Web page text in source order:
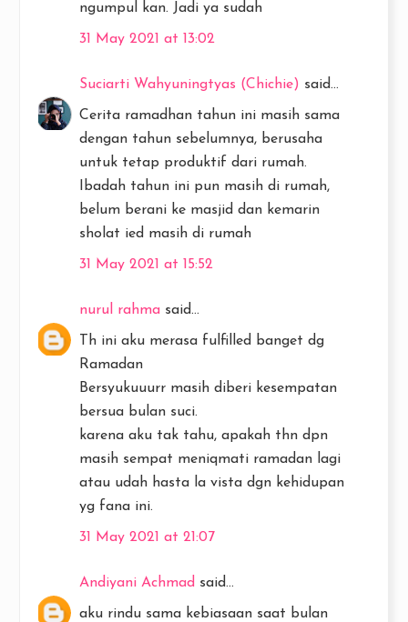
ngumpul kan. Jadi ya sudah
31 May 2021 at 13:02
Suciarti Wahyuningtyas (Chichie) said...
Cerita ramadhan tahun ini masih sama
dengan tahun sebelumnya, berusaha
untuk tetap produktif dari rumah.
Ibadah tahun ini pun masih di rumah,
belum berani ke masjid dan kemarin
sholat ied masih di rumah
31 May 2021 at 15:52
nurul rahma said...
Th ini aku merasa fulfilled banget dg
Ramadan
Bersyukuuurr masih diberi kesempatan
bersua bulan suci.
karena aku tak tahu, apakah thn dpn
masih sempat meniqmati ramadan lagi
atau udah hasta la vista dgn kehidupan
yg fana ini.
31 May 2021 at 21:07
Andiyani Achmad said...
aku rindu sama kebiasaan saat bulan